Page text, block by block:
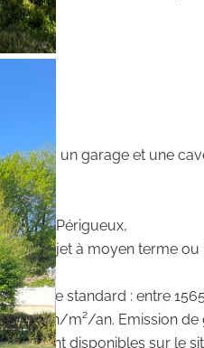
un garage et une
avec Périgueux,
un projet à moyen terme ou
usage standard : entre
m²/an. Emission
sont disponibles sur le